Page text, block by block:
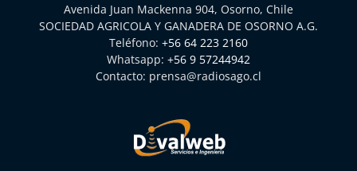
Avenida Juan Mackenna 904, Osorno, Chile
SOCIEDAD AGRICOLA Y GANADERA DE OSORNO A.G.
Teléfono: +56 64 223 2160
Whatsapp: +56 9 57244942
Contacto: prensa@radiosago.cl